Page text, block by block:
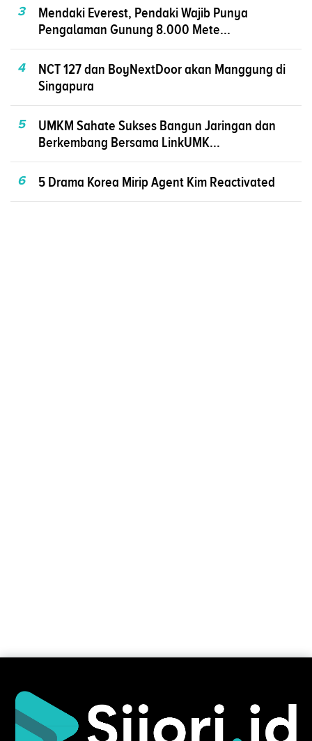
3
Mendaki Everest, Pendaki Wajib Punya
Pengalaman Gunung 8.000 Mete...
4
NCT 127 dan BoyNextDoor akan Manggung di
Singapura
5
UMKM Sahate Sukses Bangun Jaringan dan
Berkembang Bersama LinkUMK...
6 5 Drama Korea Mirip Agent Kim Reactivated